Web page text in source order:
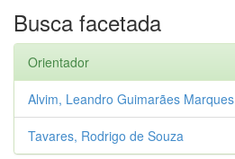
Busca facetada
Orientador
Alvim, Leandro Guimarães Marques
Tavares, Rodrigo de Souza